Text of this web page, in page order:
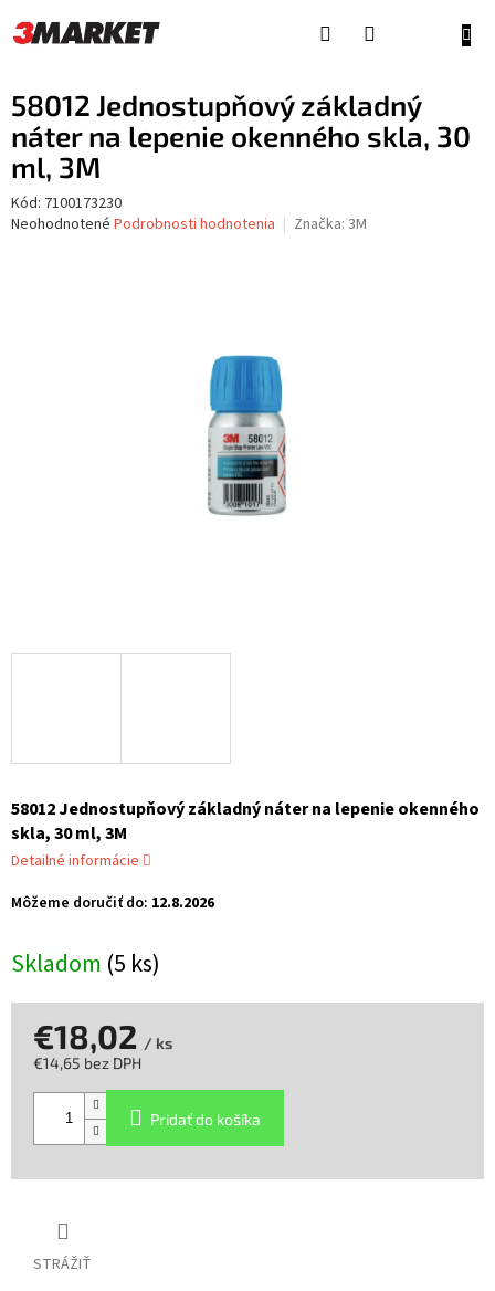
na
obsah
58012 Jednostupňový základný
náter na lepenie okenného skla, 30
ml, 3M
Kód: 7100173230
Priemerné
Neohodnotené Podrobnosti hodnotenia Značka: 3M
Skladom (5 ks)
Môžeme doručiť do: 12.8.2026
58012 Jednostupňový základný náter na lepenie okenného
skla, 30 ml, 3M
Detailné informácie
STRÁŽIŤ
€18,02 / ks
€14,65 bez DPH
Pridať do košíka